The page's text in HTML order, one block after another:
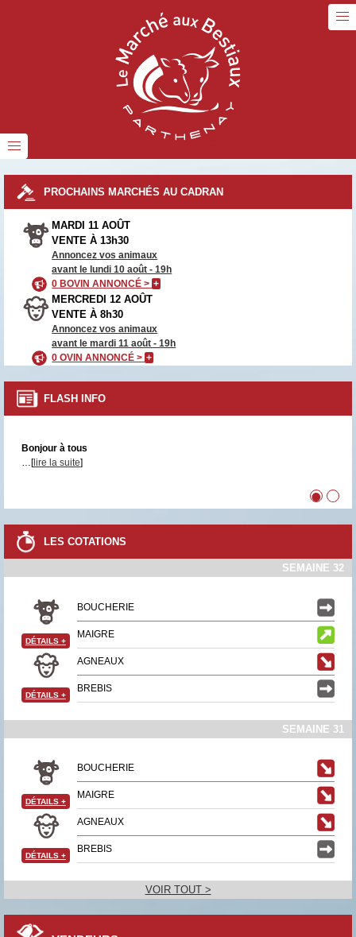
PROCHAINS MARCHÉS AU CADRAN
MARDI 11 AOÛT
VENTE À 13h30
Annoncez vos animaux
avant le lundi 10 août - 19h
0 BOVIN ANNONCÉ >+
MERCREDI 12 AOÛT
VENTE À 8h30
Annoncez vos animaux
avant le mardi 11 août - 19h
0 OVIN ANNONCÉ >+
FLASH INFO
Bonjour à tous
…[lire la suite]
••
LES COTATIONS
SEMAINE 32
BOUCHERIE
MAIGRE
DÉTAILS +
AGNEAUX
BREBIS
DÉTAILS +
SEMAINE 31
BOUCHERIE
MAIGRE
DÉTAILS +
AGNEAUX
BREBIS
DÉTAILS +
VOIR TOUT >